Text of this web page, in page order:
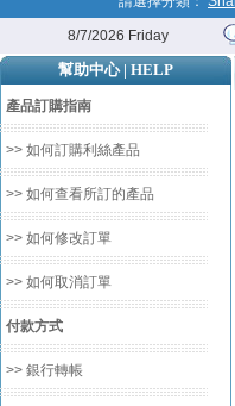
8/7/2026 Friday
幫助中心 | HELP
產品訂購指南
>> 如何訂購利絲產品
>> 如何查看所訂的產品
>> 如何修改訂單
>> 如何取消訂單
付款方式
>> 銀行轉帳